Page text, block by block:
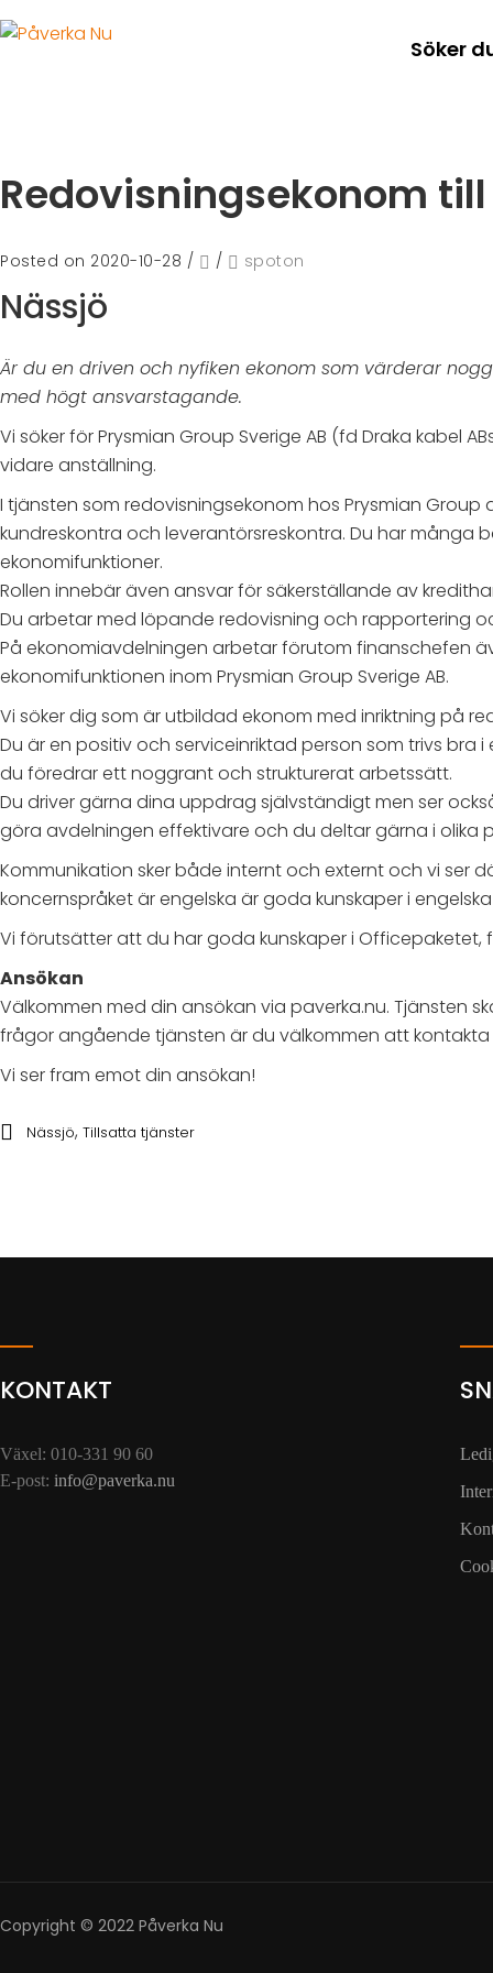
Söker
Redovisningsekonom
Posted on 2020-10-28 / / spoton
Nässjö
Är du en driven och nyfiken ekonom som värderar
med högt ansvarstagande.
Vi söker för Prysmian Group Sverige AB (fd Draka kabel
vidare anställning.
I tjänsten som redovisningsekonom hos Prysmian
kundreskontra och leverantörsreskontra. Du har
ekonomifunktioner.
Rollen innebär även ansvar för säkerställande av
Du arbetar med löpande redovisning och rapportering
På ekonomiavdelningen arbetar förutom finanschefen
ekonomifunktionen inom Prysmian Group Sverige AB.
Vi söker dig som är utbildad ekonom med inriktning på
Du är en positiv och serviceinriktad person som trivs
du föredrar ett noggrant och strukturerat arbetssätt.
Du driver gärna dina uppdrag självständigt men ser
göra avdelningen effektivare och du deltar gärna i olika
Kommunikation sker både internt och externt och vi ser
koncernspråket är engelska är goda kunskaper i
Vi förutsätter att du har goda kunskaper i Officepaketet,
Ansökan
Välkommen med din ansökan via paverka.nu. Tjänsten
frågor angående tjänsten är du välkommen att kontakta
Vi ser fram emot din ansökan!
Nässjö, Tillsatta tjänster
KONTAKT
Växel: 010-331 90 60
E-post: info@paverka.nu
Copyright © 2022 Påverka Nu